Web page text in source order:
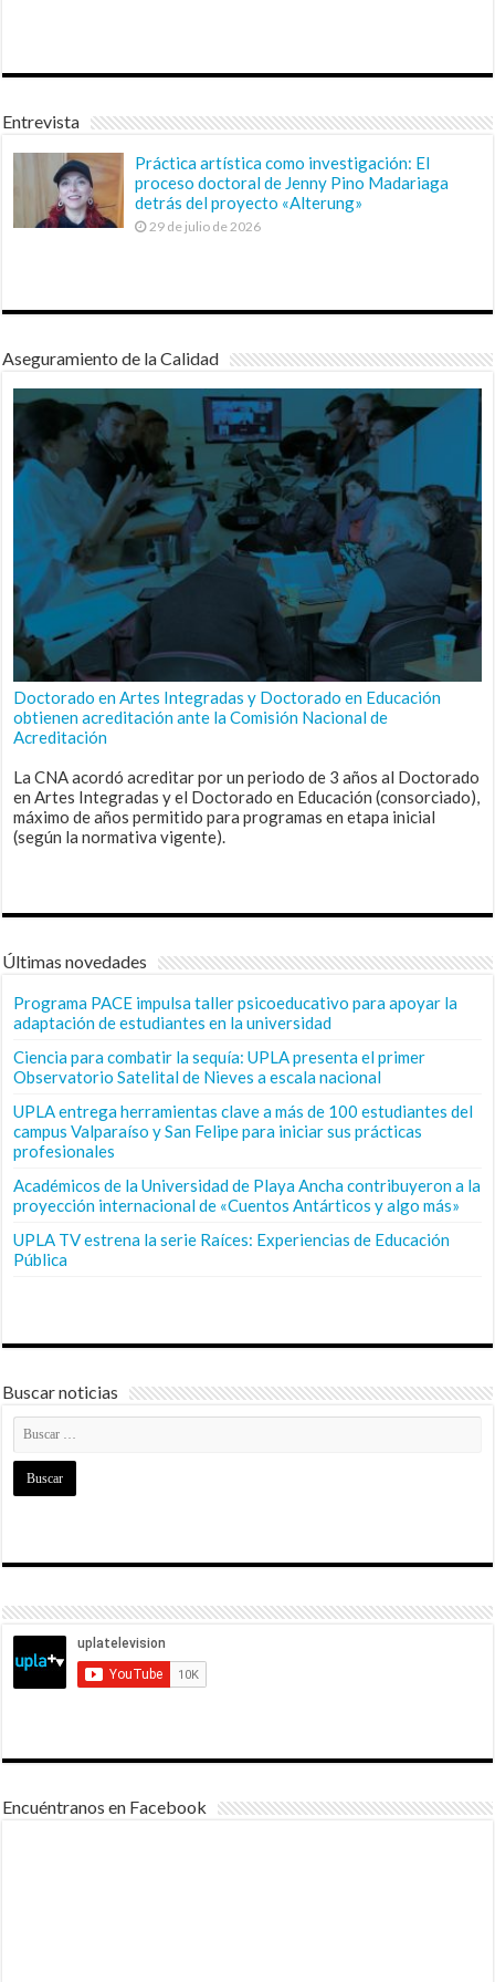
Entrevista
Práctica artística como investigación: El
proceso doctoral de Jenny Pino Madariaga
detrás del proyecto «Alterung»
29 de julio de 2026
Aseguramiento de la Calidad
Doctorado en Artes Integradas y Doctorado en Educación
obtienen acreditación ante la Comisión Nacional de
Acreditación
La CNA acordó acreditar por un periodo de 3 años al Doctorado
en Artes Integradas y el Doctorado en Educación (consorciado),
máximo de años permitido para programas en etapa inicial
(según la normativa vigente).
Últimas novedades
Programa PACE impulsa taller psicoeducativo para apoyar la
adaptación de estudiantes en la universidad
Ciencia para combatir la sequía: UPLA presenta el primer
Observatorio Satelital de Nieves a escala nacional
UPLA entrega herramientas clave a más de 100 estudiantes del
campus Valparaíso y San Felipe para iniciar sus prácticas
profesionales
Académicos de la Universidad de Playa Ancha contribuyeron a la
proyección internacional de «Cuentos Antárticos y algo más»
UPLA TV estrena la serie Raíces: Experiencias de Educación
Pública
Buscar noticias
Encuéntranos en Facebook